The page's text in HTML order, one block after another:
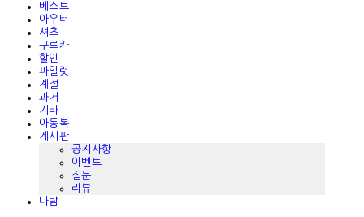
베스트
아우터
셔츠
구르카
할인
파일럿
계절
과거
기타
아동복
게시판
공지사항
이벤트
질문
리뷰
다람